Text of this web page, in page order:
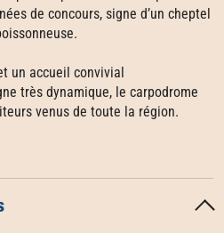
de concours, signe d’un cheptel
un accueil convivial
très dynamique, le carpodrome
venus de toute la région.